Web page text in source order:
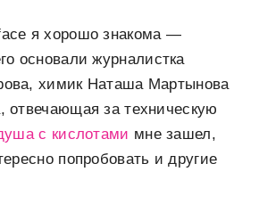
я хорошо знакома —
основали журналистка
химик Наташа Мартынова
отвечающая за техническую
с кислотами мне зашел,
попробовать и другие